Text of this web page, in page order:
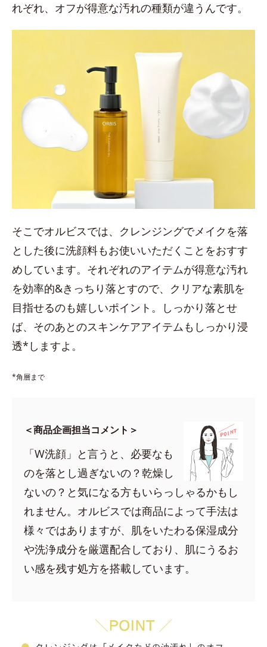
れぞれ、オフが得意な汚れの種類が違うんです。
そこでオルビスでは、クレンジングでメイクを落
とした後に洗顔料もお使いいただくことをおすす
めしています。それぞれのアイテムが得意な汚れ
を効率的&きっちり落とすので、クリアな素肌を
目指せるのも嬉しいポイント。しっかり落とせ
ば、そのあとのスキンケアアイテムもしっかり浸
透*しますよ。
*角層まで
＜商品企画担当コメント＞
「W洗顔」と言うと、必要なも
のを落とし過ぎないの？乾燥し
ないの？と気になる方もいらっしゃるかもし
れません。オルビスでは商品によって手法は
様々ではありますが、肌をいたわる保湿成分
や洗浄成分を厳選配合しており、肌にうるお
い感を残す処方を搭載しています。